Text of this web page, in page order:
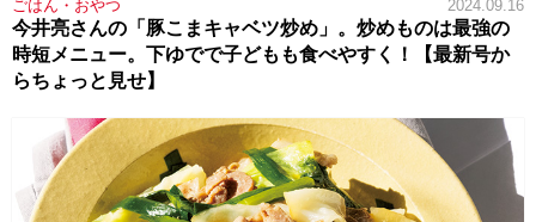
ごはん・おやつ 2024.09.16
今井亮さんの「豚こまキャベツ炒め」。炒めものは最強の
時短メニュー。下ゆでで子どもも食べやすく！【最新号か
らちょっと見せ】